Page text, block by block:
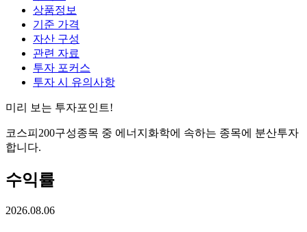
상품정보
기준 가격
자산 구성
관련 자료
투자 포커스
투자 시 유의사항
미리 보는 투자포인트!
코스피200구성종목 중 에너지화학에 속하는 종목에 분산투자
합니다.
수익률
2026.08.06